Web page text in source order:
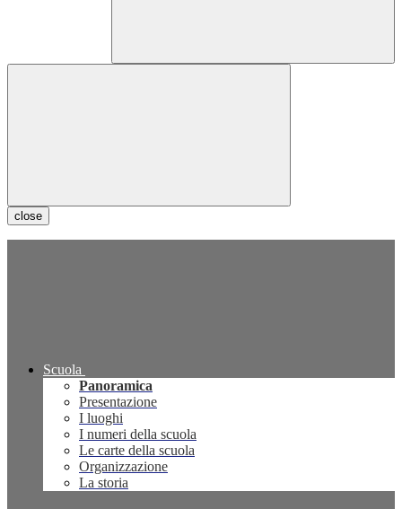
close
Scuola
Panoramica
Presentazione
I luoghi
I numeri della scuola
Le carte della scuola
Organizzazione
La storia